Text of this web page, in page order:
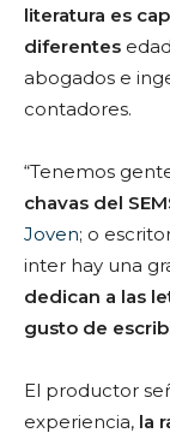
literatura es
diferentes
abogados e
contadores.
“Tenemos
chavas del
Joven; o
inter hay una
dedican a las
gusto de
El productor
experiencia, la